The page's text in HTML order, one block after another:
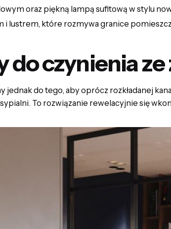
oraz piękną lampą sufitową w stylu
i lustrem, które rozmywa granice
do czynienia
jednak do tego, aby oprócz rozkładanej
To rozwiązanie rewelacyjnie się